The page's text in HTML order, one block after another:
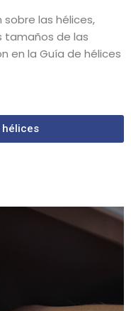
las hélices,
tamaños de las
en la Guía de hélices
hélices